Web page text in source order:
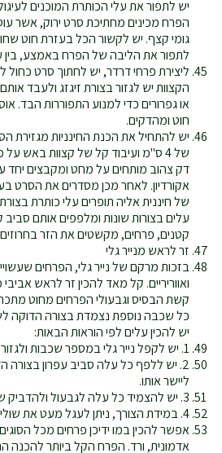
יש לתפור את עלי הכותרת המוכנים
הפרח מכינים מחתיכת סרט ירוק, אשר
גומי קצף. יש לקשור הכל בעזרת חוט
לתפור את הליבה של הפרח באמצע, בין
הקצוות יש לגזור בצורת זיגזג ולעבד
חוט ומהדקים.
יש להתחיל את הכנת החינניות מגזירת
של 4 ס"מ ועיבוד קל של קצוות באש
דק צהוב מותחים על מחט ומקבצים
אקורדיון. לאחר מכן מסדרים את הסרט
של חיננית אליה תופרים עלי כותרת
עלים בצורות שונות ומלפפים אותם
קטנים, פרחים, מקשטים את הזר בחרוזים
זר לראש מנייר גלי
בזכות מרקם של נייר גלי, הפרחים
ואווריריים. קל מאד להכין זר לראש אביבי
קשת הבסיס וגבעולי הפרחים מחוט מתכת
כל שכבה נוספת נצמדת בצורה הדוקה
יש להכין עלים לפי הוראות הבאות:
1. יש לקפל נייר גלי במספר שכבות ולגזור ממנו צורות עלים.
2. יש ללפף כל עלה סביב עפרון בצורה
ליישר אותו.
3. יש להצמיד כל עלה לגבעול ולהדביק שכבת נייר ירוק מעל.
4. במידת הצורך, ניתן לעגל מעט את שולי עלי הכותרת בעזרת עפרון.
אפשר להכין במו ידיכן פרחים מכל
אדמונית, ורד. הפרח הקל ביותר להכנה